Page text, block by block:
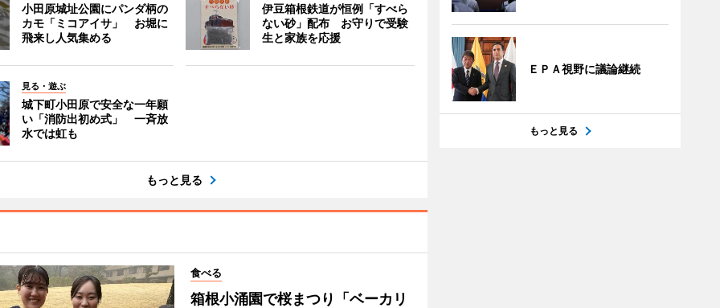
小田原城址公園にパンダ柄の
カモ「ミコアイサ」 お堀に
飛来し人気集める
伊豆箱根鉄道が恒例「すべら
ない砂」配布 お守りで受験
生と家族を応援
見る・遊ぶ
城下町小田原で安全な一年願
い「消防出初め式」 一斉放
水では虹も
もっと見る
食べる
箱根小涌園で桜まつり「ベーカリ
ＥＰＡ視野に議論継続
もっと見る